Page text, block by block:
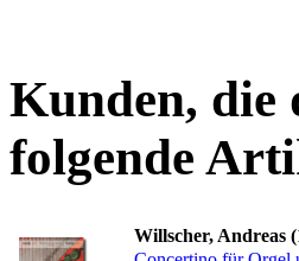
Kunden, die
folgende
Willscher, Andreas